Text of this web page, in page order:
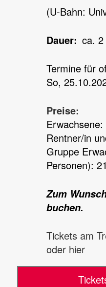
(U-Bahn:
Dauer ca.
Termine für
So,
Preise:
Rentner/in
Gruppe
Personen):
Zum
buchen.
Tickets am
oder hier